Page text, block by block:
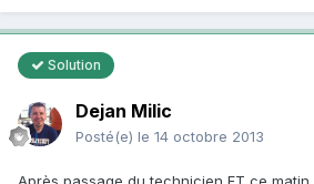
Solution
Dejan Milic
Posté(e) le 14 octobre 2013
Après passage du technicien FT ce